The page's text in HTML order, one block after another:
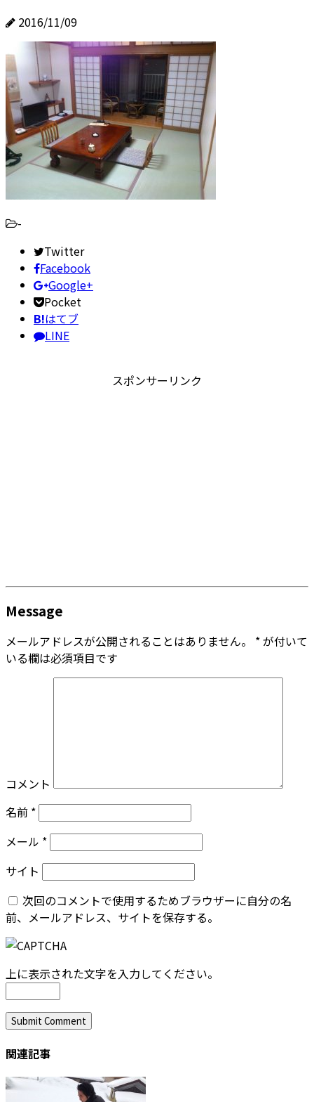
2016/11/09
-
Twitter
Facebook
Google+
Pocket
B!はてブ
LINE
スポンサーリンク
Message
メールアドレスが公開されることはありません。 *が付いて
いる欄は必須項目です
コメント
名前 *
メール *
サイト
次回のコメントで使用するためブラウザーに自分の名
前、メールアドレス、サイトを保存する。
上に表示された文字を入力してください。
関連記事